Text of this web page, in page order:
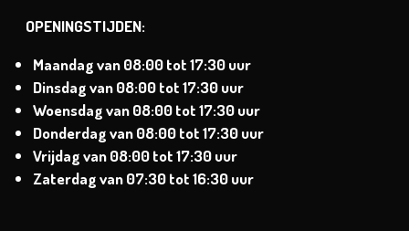
OPENINGSTIJDEN:
Maandag van08:00 tot 17:30 uur
Dinsdagvan08:00 tot 17:30 uur
Woensdag van08:00 tot 17:30 uur
Donderdag van08:00 tot 17:30 uur
Vrijdag van08:00 tot 17:30 uur
Zaterdagvan 07:30 tot 16:30 uur